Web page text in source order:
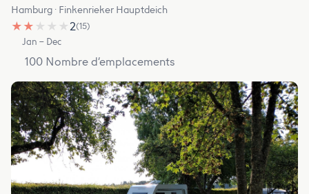
Hamburg · Finkenrieker Hauptdeich
★ ★ ★ ★ ★2(15)
Jan – Dec
100 Nombre d’emplacements